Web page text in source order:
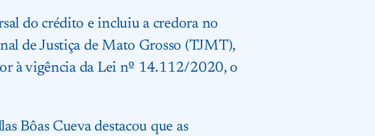
do crédito e incluiu a credora no
de Justiça de Mato Grosso (TJMT),
à vigência da Lei nº 14.112/2020, o
Bôas Cueva destacou que as